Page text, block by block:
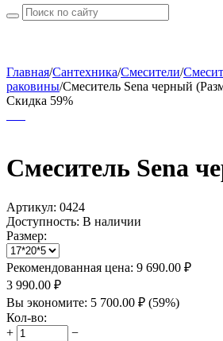
Главная/Сантехника/Смесители/
раковины/Смеситель Sena черный
Скидка 59%
Смеситель Sena
Артикул: 0424
Доступность: В наличии
Размер:
Рекомендованная цена: 9 690.00 ₽
3 990.00 ₽
Вы экономите: 5 700.00 ₽ (59%)
Кол-во:
+
−